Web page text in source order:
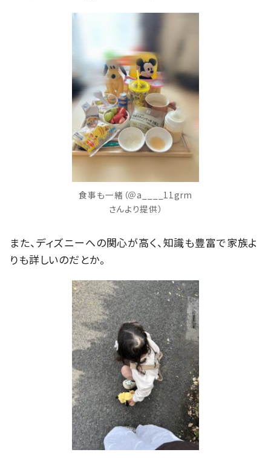
食事も一緒（＠a____11grm
さんより提供）
また、ディズニーへの関心が高く、知識も豊富で家族よ
りも詳しいのだとか。